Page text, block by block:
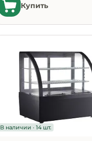
Купить
В наличии · 14 шт.